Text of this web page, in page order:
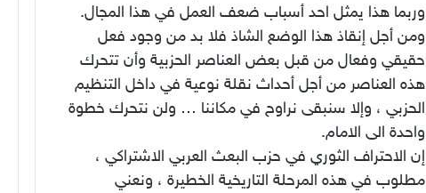
وربما هذا يمثل احد أسباب ضعف العمل في هذا المجال.
ومن أجل إنقاذ هذا الوضع الشاذ فلا بد من وجود فعل
حقيقي وفعال من قبل بعض العناصر الحزبية وأن تتحرك
هذه العناصر من أجل أحداث نقلة نوعية في داخل التنظيم
الحزبي ، وإلا سنبقى نراوح في مكاننا … ولن نتحرك خطوة
واحدة الى الامام.
إن الاحتراف الثوري في حزب البعث العربي الاشتراكي ،
مطلوب في هذه المرحلة التاريخية الخطيرة ، ونعني